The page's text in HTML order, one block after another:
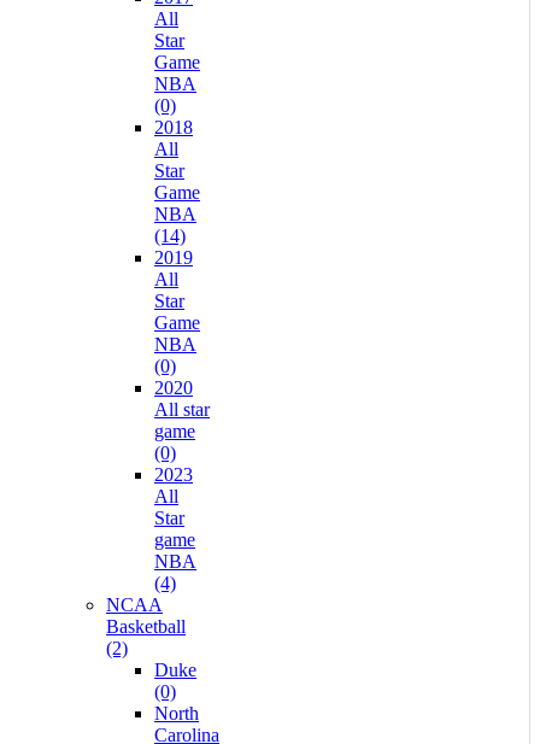
All
Star
Game
NBA
(0)
2018
All
Star
Game
NBA
(14)
2019
All
Star
Game
NBA
(0)
2020
All star
game
(0)
2023
All
Star
game
NBA
(4)
NCAA
Basketball
(2)
Duke
(0)
North
Carolina